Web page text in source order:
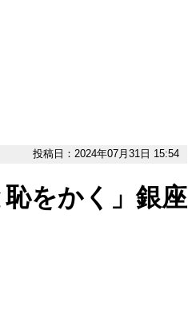
投稿日：2024年07月31日 15:54
をかく」銀座